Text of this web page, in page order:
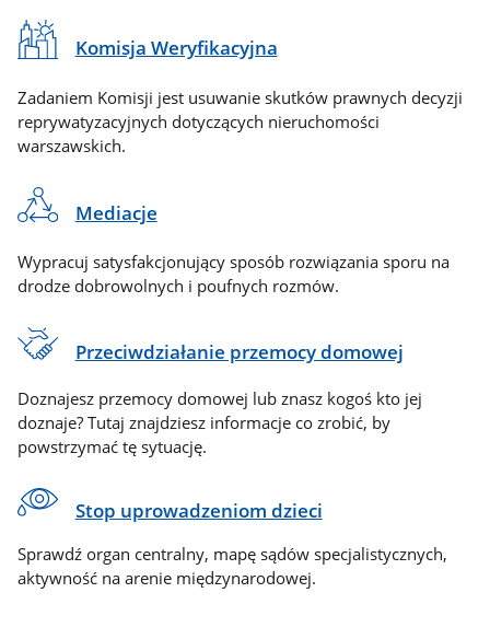
Komisja Weryfikacyjna
Zadaniem Komisji jest usuwanie skutków prawnych decyzji
reprywatyzacyjnych dotyczących nieruchomości
warszawskich.
Mediacje
Wypracuj satysfakcjonujący sposób rozwiązania sporu na
drodze dobrowolnych i poufnych rozmów.
Przeciwdziałanie przemocy domowej
Doznajesz przemocy domowej lub znasz kogoś kto jej
doznaje? Tutaj znajdziesz informacje co zrobić, by
powstrzymać tę sytuację.
Stop uprowadzeniom dzieci
Sprawdź organ centralny, mapę sądów specjalistycznych,
aktywność na arenie międzynarodowej.